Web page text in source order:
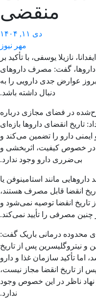
منقضی
دی ۱۱, ۱۴۰۴
مهر نیوز
نازیلا یوسفی، با تأکید بر
گفت: مصرف داروهای
عوارض جدی دارویی را به
دنبال داشته باشد.
در فضای مجازی درباره
انقضای داروها بازه‌ای
دارو را تضمین می‌کند و
خصوص کیفیت، اثربخشی و
بی‌ضرری دارو وجود ندارد.
مانند استامینوفن یا
انقضا قابل مصرف هستند،
انقضا توصیه نمی‌شود و
مصرفی را تأیید نمی‌کند.
درمانی باریک گفت:
نیتروگلیسرین پس از تاریخ
تأکید سازمان غذا و دارو
تاریخ انقضا مجاز نیست،
ناظر در این خصوص وجود
ندارد.